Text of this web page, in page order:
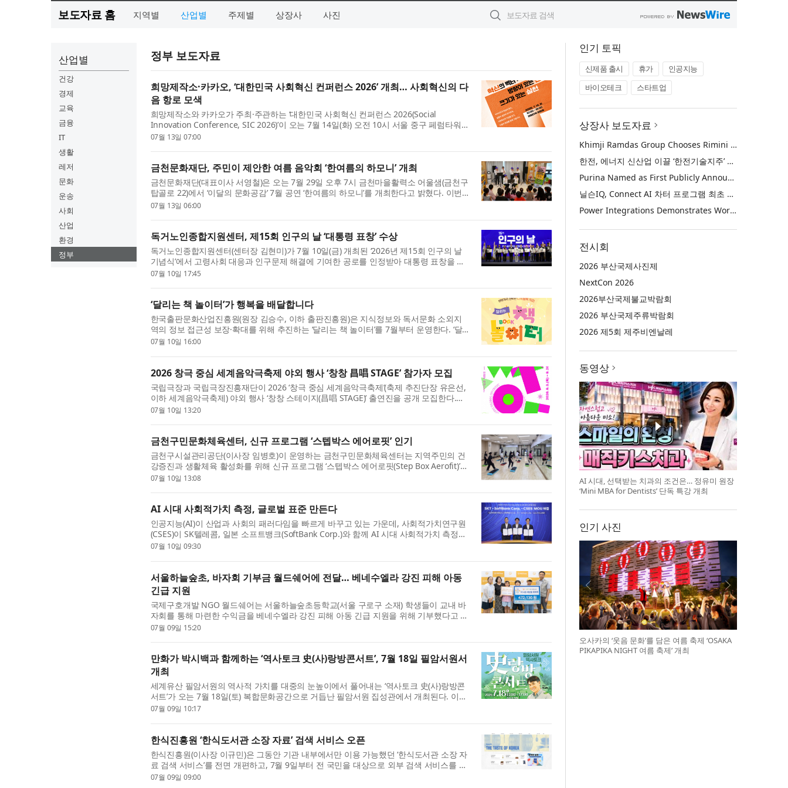
보도자료 홈 지역별 산업별 주제별 상장사 사진
산업별
건강
경제
교육
금융
IT
생활
레저
문화
운송
사회
산업
환경
정부
정부 보도자료
희망제작소·카카오, ‘대한민국 사회혁신 컨퍼런스 2026’ 개최… 사회혁신의 다
음 항로 모색
희망제작소와 카카오가 주최·주관하는 ‘대한민국 사회혁신 컨퍼런스 2026(Social
Innovation Conference, SIC 2026)’이 오는 7월 14일(화) 오전 10시 서울 중구 페럼타워 3
층 페럼홀에서 개최된다. ‘혁신의 벡터: 방향이 있는 변화, 크기가 있는 실천’을 주제로 열
07월 13일 07:00
금천문화재단, 주민이 제안한 여름 음악회 ‘한여름의 하모니’ 개최
금천문화재단(대표이사 서영철)은 오는 7월 29일 오후 7시 금천마을활력소 어울샘(금천구
탑골로 22)에서 ‘이달의 문화공감’ 7월 공연 ‘한여름의 하모니’를 개최한다고 밝혔다. 이번
공연은 금천구민이 직접 기획하고 제안해 선정된 ‘2026년 금천구 주민참여예산 제...
07월 13일 06:00
독거노인종합지원센터, 제15회 인구의 날 ‘대통령 표창’ 수상
독거노인종합지원센터(센터장 김현미)가 7월 10일(금) 개최된 ‘2026년 제15회 인구의 날
기념식’에서 고령사회 대응과 인구문제 해결에 기여한 공로를 인정받아 대통령 표창을 수
상했다. 이번 수상은 급속한 고령화와 1인 가구 증가 등 인구구조 변화에 대응해 취약...
07월 10일 17:45
‘달리는 책 놀이터’가 행복을 배달합니다
한국출판문화산업진흥원(원장 김승수, 이하 출판진흥원)은 지식정보와 독서문화 소외지
역의 정보 접근성 보장·확대를 위해 추진하는 ‘달리는 책 놀이터’를 7월부터 운영한다. ‘달
리는 책 놀이터’란 △전자도서 체험물(전자책, 오디오북, 증강현실(AR) 도서, 가상현실(...
07월 10일 16:00
2026 창극 중심 세계음악극축제 야외 행사 ‘창창 昌唱 STAGE’ 참가자 모집
국립극장과 국립극장진흥재단이 2026 ‘창극 중심 세계음악극축제’(축제 추진단장 유은선,
이하 세계음악극축제) 야외 행사 ‘창창 스테이지(昌唱 STAGE)’ 출연진을 공개 모집한다.
2026 ‘세계음악극축제’는 각기 다른 지역색이 드러나는 국내외 음악극을 한자리에 소...
07월 10일 13:20
금천구민문화체육센터, 신규 프로그램 ‘스텝박스 에어로핏’ 인기
금천구시설관리공단(이사장 임병호)이 운영하는 금천구민문화체육센터는 지역주민의 건
강증진과 생활체육 활성화를 위해 신규 프로그램 ‘스텝박스 에어로핏(Step Box Aerofit)’을
개설하고 운영에 들어간다고 밝혔다. 이번 프로그램은 최신 생활체육 트렌드를 반영해...
07월 10일 13:08
AI 시대 사회적가치 측정, 글로벌 표준 만든다
인공지능(AI)이 산업과 사회의 패러다임을 빠르게 바꾸고 있는 가운데, 사회적가치연구원
(CSES)이 SK텔레콤, 일본 소프트뱅크(SoftBank Corp.)와 함께 AI 시대 사회적가치 측정의
글로벌 표준 마련에 나선다. SK가 설립한 사회적가치연구원은 9일 서울 SKT타워에서 S...
07월 10일 09:30
서울하늘숲초, 바자회 기부금 월드쉐어에 전달… 베네수엘라 강진 피해 아동
긴급 지원
국제구호개발 NGO 월드쉐어는 서울하늘숲초등학교(서울 구로구 소재) 학생들이 교내 바
자회를 통해 마련한 수익금을 베네수엘라 강진 피해 아동 긴급 지원을 위해 기부했다고 밝
혔다. 이번 기부금은 학생들이 자원순환과 나눔의 가치를 배우기 위해 진행한 바자회를 ...
07월 09일 15:20
만화가 박시백과 함께하는 ‘역사토크 史(사)랑방콘서트’, 7월 18일 필암서원서
개최
세계유산 필암서원의 역사적 가치를 대중의 눈높이에서 풀어내는 ‘역사토크 史(사)랑방콘
서트’가 오는 7월 18일(토) 복합문화공간으로 거듭난 필암서원 집성관에서 개최된다. 이번
행사는 ‘2026년 세계유산 필암서원 활용프로그램’의 일환으로 마련됐으며, 조선의 역...
07월 09일 10:17
한식진흥원 ‘한식도서관 소장 자료’ 검색 서비스 오픈
한식진흥원(이사장 이규민)은 그동안 기관 내부에서만 이용 가능했던 ‘한식도서관 소장 자
료 검색 서비스’를 전면 개편하고, 7월 9일부터 전 국민을 대상으로 외부 검색 서비스를 제
공한다고 밝혔다. 이번 서비스 개편으로 이용자들은 한식진흥원 공식 누리집에서 시...
07월 09일 09:00
인기 토픽
신제품 출시 휴가
인공지능
바이오테크
스타트업
상장사 보도자료
Khimji Ramdas Group Chooses Rimini Street to Reduce SAP Support Costs, Protect 700+ Customizations and Reinvest Savings in Innovation
한전, 에너지 신산업 이끌 ‘한전기술지주’ 공식 출범
Purina Named as First Publicly Announced NIQ ConnectAI Charter Client
닐슨IQ, Connect AI 차터 프로그램 최초 고객사 ‘퓨리나’ 선정
Power Integrations Demonstrates World’s First 2200 V GaN Technology for Next-Era High-Voltage Power Systems
전시회
2026 부산국제사진제
NextCon 2026
2026부산국제불교박람회
2026 부산국제주류박람회
2026 제5회 제주비엔날레
동영상
AI 시대, 선택받는 치과의 조건은… 정유미 원장
‘Mini MBA for Dentists’ 단독 특강 개최
인기 사진
오사카의 ‘웃음 문화’를 담은 여름 축제 ‘OSAKA
PIKAPIKA NIGHT 여름 축제’ 개최